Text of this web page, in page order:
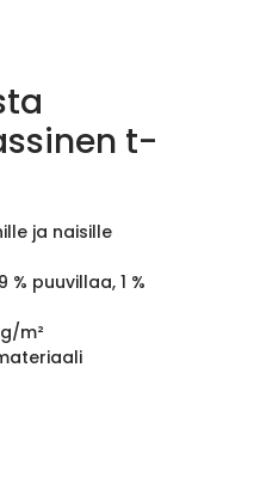
t-
ja naisille
puuvillaa, 1 %
m²